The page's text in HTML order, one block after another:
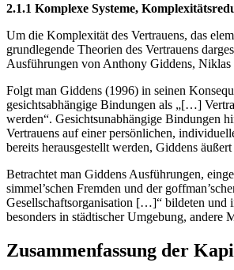
2.1.1 Komplexe Systeme,
Um die Komplexität des Vertrauens, das
grundlegende Theorien des Vertrauens
Ausführungen von Anthony Giddens, Niklas
Folgt man Giddens (1996) in seinen
gesichtsabhängige Bindungen als „[…]
werden“. Gesichtsunabhängige Bindungen
Vertrauens auf einer persönlichen,
bereits herausgestellt werden, Giddens
Betrachtet man Giddens Ausführungen,
simmel’schen Fremden und der
Gesellschaftsorganisation […]“ bildeten und
besonders in städtischer Umgebung, andere
Zusammenfassung der